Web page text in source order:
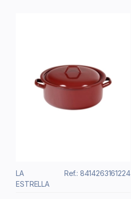
LA
ESTRELLA
Ref.: 8414263161224